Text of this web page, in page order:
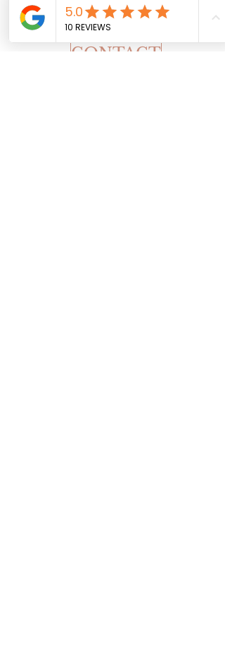
Conditions
générales de ventes
Mentions légales
CONTACT